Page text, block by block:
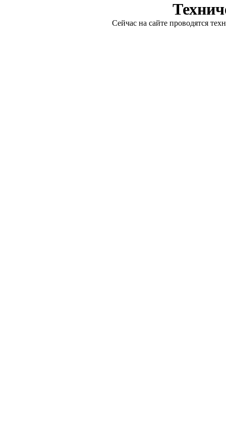
Сейчас на сайте проводятся